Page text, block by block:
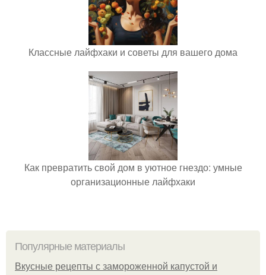
Классные лайфхаки и советы для вашего дома
Как превратить свой дом в уютное гнездо: умные
организационные лайфхаки
Популярные материалы
Вкусные рецепты с замороженной капустой и